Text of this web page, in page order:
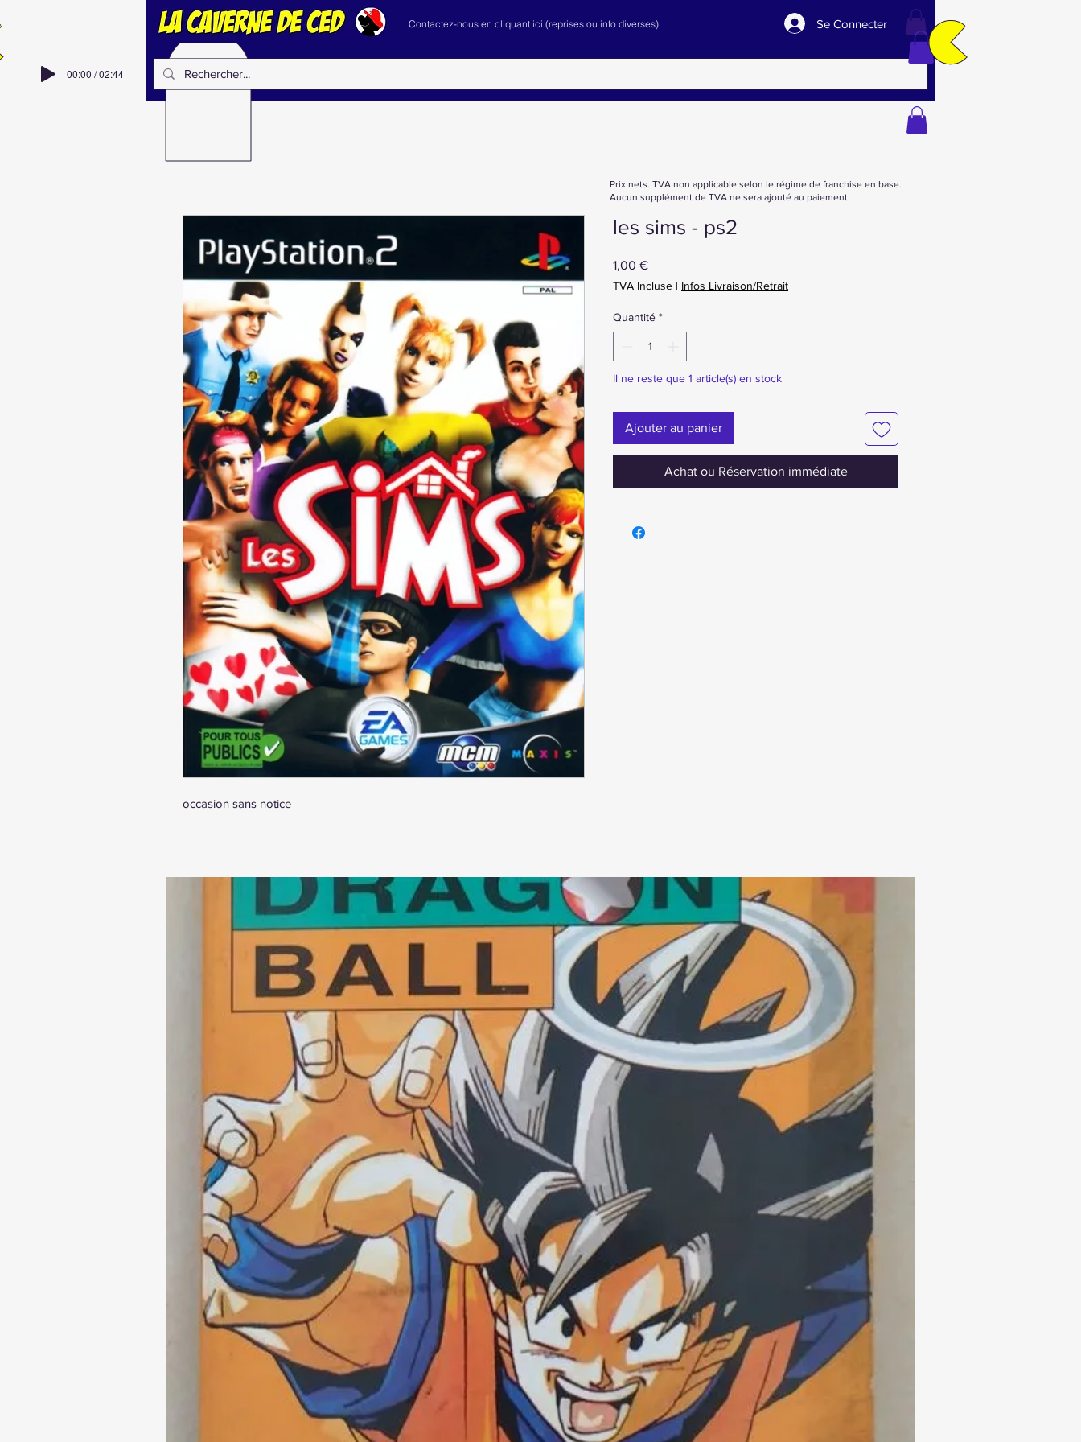
00:00 / 02:44
Contactez-nous en cliquant ici (reprises ou info diverses) Se Connecter
occasion sans notice
les sims - ps2
1,00 €Prix
TVA Incluse | Infos Livraison/Retrait
Quantité *
Il ne reste que 1 article(s) en stock
Ajouter au panier
Achat ou Réservation immédiate
Prix nets. TVA non applicable selon le régime de franchise en base.
Aucun supplément de TVA ne sera ajouté au paiement.